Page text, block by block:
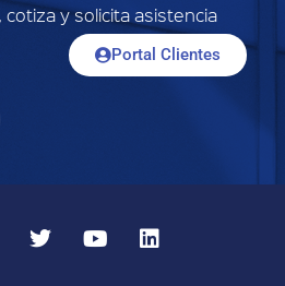
y solicita asistencia
Portal Clientes